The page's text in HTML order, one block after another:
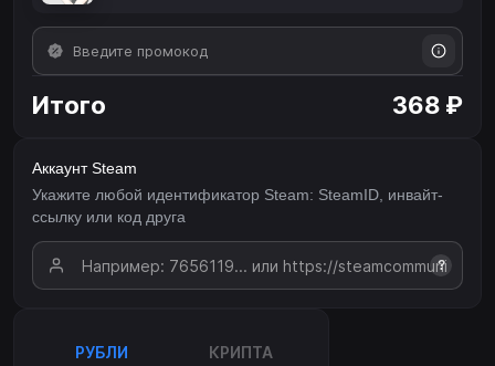
Итого 368 ₽
Аккаунт Steam
Укажите любой идентификатор Steam: SteamID, инвайт-
ссылку или код друга
?
РУБЛИ КРИПТА